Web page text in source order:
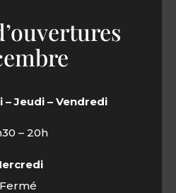
– Jeudi – Vendredi
– 20h
Fermé